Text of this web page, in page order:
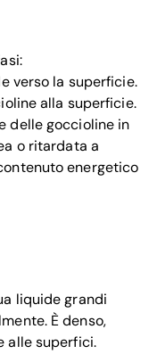
verso la superficie.
alla superficie.
delle goccioline in
o ritardata a
energetico
liquide grandi
È denso,
alle superfici.